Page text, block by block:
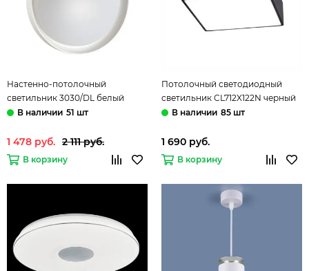
Настенно-потолочный
светильник 3030/DL белый
Bionic Sonex 51 шт
1 478 руб. 2 111 руб.
В корзину
Потолочный светодиодный
светильник CL712X122N черный
Тао Citilux
85 шт
1 690 руб.
В корзину